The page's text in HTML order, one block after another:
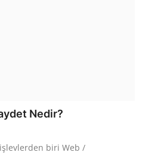
Nedir?
biri Web /